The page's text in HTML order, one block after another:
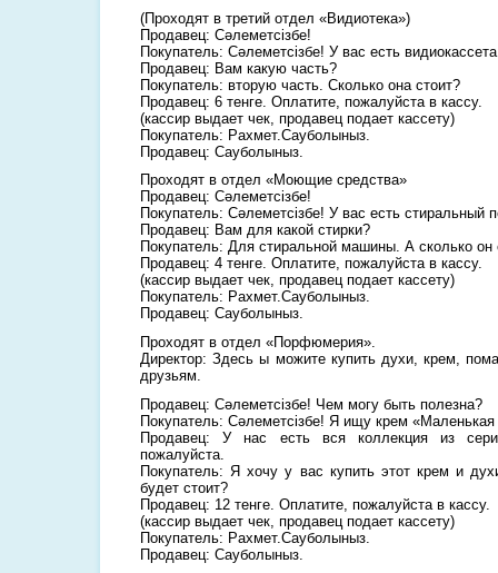
(Проходят в третий отдел «Видиотека»)
Продавец: Сәлеметсізбе!
Покупатель: Сәлеметсізбе! У вас есть
Продавец: Вам какую часть?
Покупатель: вторую часть. Сколько она стоит?
Продавец: 6 тенге. Оплатите, пожалуйста в кассу.
(кассир выдает чек, продавец подает кассету)
Покупатель: Рахмет.Сауболыныз.
Продавец: Сауболыныз.
Проходят в отдел «Моющие средства»
Продавец: Сәлеметсізбе!
Покупатель: Сәлеметсізбе! У вас есть стиральный
Продавец: Вам для какой стирки?
Покупатель: Для стиральной машины. А сколько он
Продавец: 4 тенге. Оплатите, пожалуйста в кассу.
(кассир выдает чек, продавец подает кассету)
Покупатель: Рахмет.Сауболыныз.
Продавец: Сауболыныз.
Проходят в отдел «Порфюмерия».
Директор: Здесь ы можите купить духи, крем,
друзьям.
Продавец: Сәлеметсізбе! Чем могу быть полезна?
Покупатель: Сәлеметсізбе! Я ищу крем
Продавец: У нас есть вся коллекция из
пожалуйста.
Покупатель: Я хочу у вас купить этот крем и
будет стоит?
Продавец: 12 тенге. Оплатите, пожалуйста в кассу.
(кассир выдает чек, продавец подает кассету)
Покупатель: Рахмет.Сауболыныз.
Продавец: Сауболыныз.